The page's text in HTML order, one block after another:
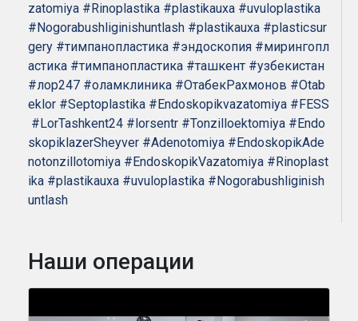
zatomiya #Rinoplastika #plastikauxa #uvuloplastika
#Nogorabushliginishuntlash #plastikauxa #plasticsur
gery #тимпанопластика #эндоскопия #мирингопл
астика #тимпанопластика #ташкент #узбекистан
#лор247 #оламклиника #ОтабекРахмонов #Otab
eklor #Septoplastika #Endoskopikvazatomiya #FESS
#LorTashkent24 #lorsentr #Tonzilloektomiya #Endo
skopiklazerSheyver #Adenotomiya #EndoskopikAde
notonzillotomiya #EndoskopikVazatomiya #Rinoplast
ika #plastikauxa #uvuloplastika #Nogorabushliginish
untlash
Наши операции